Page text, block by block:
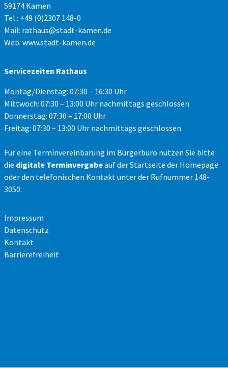
59174 Kamen
Tel.: +49 (0)2307 148-0
Mail: rathaus@stadt-kamen.de
Web: www.stadt-kamen.de
Servicezeiten Rathaus
Montag/Dienstag: 07:30 – 16:30 Uhr
Mittwoch: 07:30 – 13:00 Uhr nachmittags geschlossen
Donnerstag: 07:30 – 17:00 Uhr
Freitag: 07:30 – 13:00 Uhr nachmittags geschlossen
Für eine Terminvereinbarung im Bürgerbüro nutzen Sie bitte
die digitale Terminvergabeauf der Startseite der Homepage
oder den telefonischen Kontakt unter der Rufnummer 148-
3050.
Impressum
Datenschutz
Kontakt
Barrierefreiheit